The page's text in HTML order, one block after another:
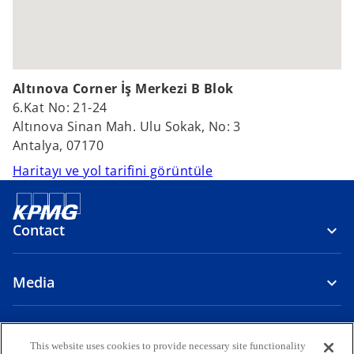
Altınova Corner İş Merkezi B Blok
6.Kat No: 21-24
Altınova Sinan Mah. Ulu Sokak, No: 3
Antalya, 07170
Haritayı ve yol tarifini görüntüleo
a
n
e
Contact
Media
This website uses cookies to provide necessary site functionality